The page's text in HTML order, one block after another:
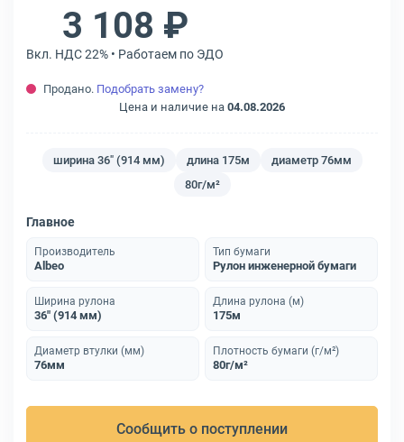
3 108 ₽
Вкл. НДС 22% • Работаем по ЭДО
Продано. Подобрать замену?
Цена и наличие на 04.08.2026
ширина 36" (914 мм) длина 175м
диаметр 76мм
80г/м²
Главное
Производитель
Albeo
Тип бумаги
Рулон инженерной бумаги
Ширина рулона
36" (914 мм)
Длина рулона (м)
175м
Диаметр втулки (мм)
76мм
Плотность бумаги (г/м²)
80г/м²
Сообщить о поступлении